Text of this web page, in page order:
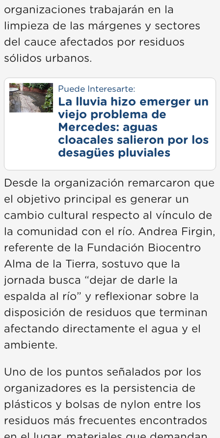
organizaciones trabajarán en la
limpieza de las márgenes y sectores
del cauce afectados por residuos
sólidos urbanos.
Puede Interesarte:
La lluvia hizo emerger un
viejo problema de
Mercedes: aguas
cloacales salieron por los
desagües pluviales
Desde la organización remarcaron que
el objetivo principal es generar un
cambio cultural respecto al vínculo de
la comunidad con el río. Andrea Firgin,
referente de la Fundación Biocentro
Alma de la Tierra, sostuvo que la
jornada busca “dejar de darle la
espalda al río” y reflexionar sobre la
disposición de residuos que terminan
afectando directamente el agua y el
ambiente.
Uno de los puntos señalados por los
organizadores es la persistencia de
plásticos y bolsas de nylon entre los
residuos más frecuentes encontrados